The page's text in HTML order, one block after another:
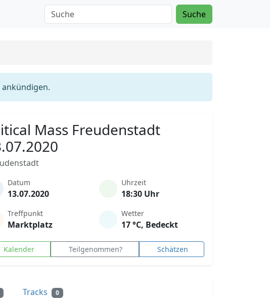
Suche
Mass Freudenstadt
Datum
13.07.2020
Uhrzeit
18:30 Uhr
Treffpunkt
Marktplatz
Wetter
17 °C, Bedeckt
Kalender Teilgenommen? Schätzen
Tracks 0